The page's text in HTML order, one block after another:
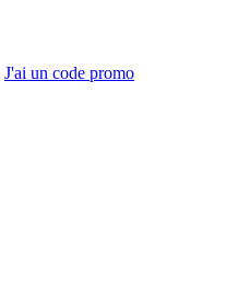
J'ai un code promo